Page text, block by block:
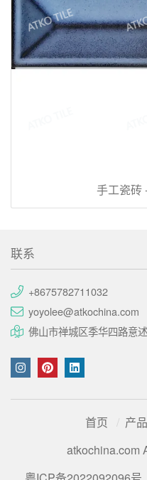
手工瓷砖
联系
+8675782711032
yoyolee@atkochina.com
佛山市禅城区季华四路意
首页 产
atkochina.com